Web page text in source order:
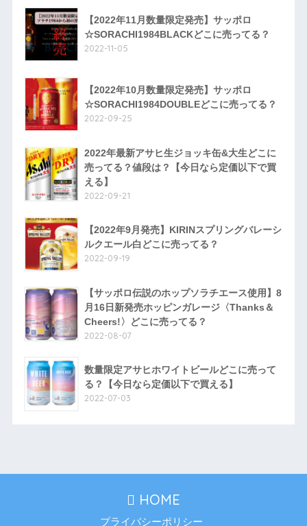
【2022年11月数量限定発売】サッポロ
☆SORACHI1984BLACKどこに売ってる？
2022-11-05
【2022年10月数量限定発売】サッポロ
☆SORACHI1984DOUBLEどこに売ってる？
2022-09-25
2022年最新アサヒ生ジョッキ缶&大生どこに
売ってる？値段は？【今日なら定価以下で買
える】
2022-09-21
【2022年9月発売】KIRINスプリングバレーシ
ルクエール白どこに売ってる？
2022-09-19
【サッポロ伝説のホップソラチエース使用】8
月16日新発売ホッピンガレージ〈Thanks＆
Cheers!〉どこに売ってる？
2022-08-07
数量限定アサヒホワイトビールどこに売って
る？【今日なら定価以下で買える】
2022-07-03
HOME
プライバシーポリシー